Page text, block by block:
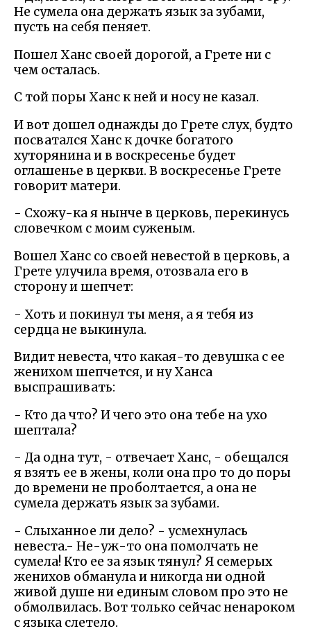
Не сумела она держать язык за зубами,
пусть на себя пеняет.
Пошел Ханс своей дорогой, а Грете ни с
чем осталась.
С той поры Ханс к ней и носу не казал.
И вот дошел однажды до Грете слух, будто
посватался Ханс к дочке богатого
хуторянина и в воскресенье будет
оглашенье в церкви. В воскресенье Грете
говорит матери.
- Схожу-ка я нынче в церковь, перекинусь
словечком с моим суженым.
Вошел Ханс со своей невестой в церковь, а
Грете улучила время, отозвала его в
сторону и шепчет:
- Хоть и покинул ты меня, а я тебя из
сердца не выкинула.
Видит невеста, что какая-то девушка с ее
женихом шепчется, и ну Ханса
выспрашивать:
- Кто да что? И чего это она тебе на ухо
шептала?
- Да одна тут, - отвечает Ханс, - обещался
я взять ее в жены, коли она про то до поры
до времени не проболтается, а она не
сумела держать язык за зубами.
- Слыханное ли дело? - усмехнулась
невеста.- Не-уж-то она помолчать не
сумела! Кто ее за язык тянул? Я семерых
женихов обманула и никогда ни одной
живой душе ни единым словом про это не
обмолвилась. Вот только сейчас ненароком
с языка слетело.